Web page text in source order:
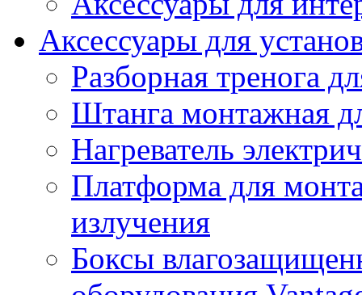
Аксессуары для
Разборная тренога
Штанга монтажная
Нагреватель
Платформа для
излучения
Боксы